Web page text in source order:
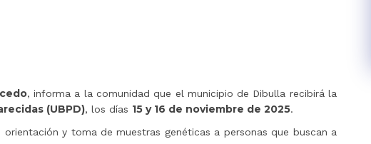
, informa a la comunidad que el municipio de Dibulla recibirá la
(UBPD), los días 15 y 16 de noviembre de 2025.
y toma de muestras genéticas a personas que buscan a